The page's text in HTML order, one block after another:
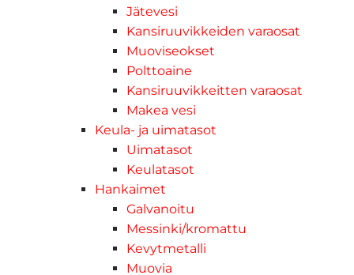
Jätevesi
Kansiruuvikkeiden varaosat
Muoviseokset
Polttoaine
Kansiruuvikkeitten varaosat
Makea vesi
Keula- ja uimatasot
Uimatasot
Keulatasot
Hankaimet
Galvanoitu
Messinki/kromattu
Kevytmetalli
Muovia